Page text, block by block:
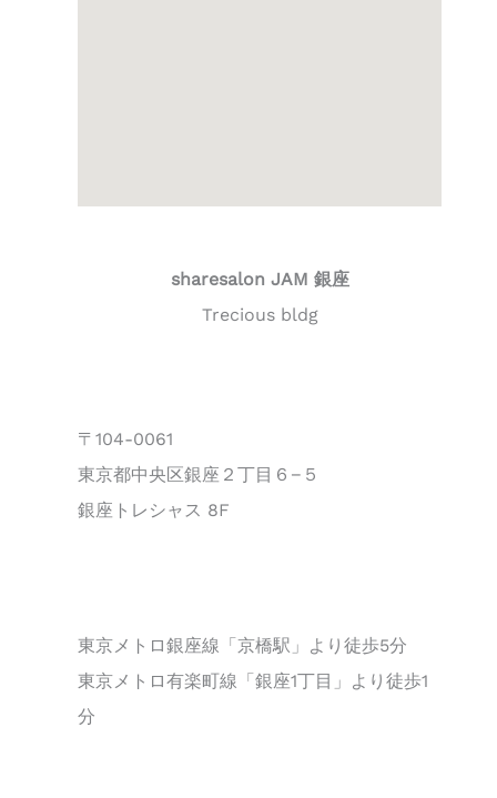
sharesalon JAM 銀座
Trecious bldg
〒104-0061
東京都中央区銀座２丁目６−５
銀座トレシャス 8F
東京メトロ銀座線「京橋駅」より徒歩5分
東京メトロ有楽町線「銀座1丁目」より徒歩1
分